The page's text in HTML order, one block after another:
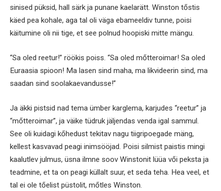
sinised püksid, hall särk ja punane kaelarätt. Winston tőstis
käed pea kohale, aga tal oli väga ebameeldiv tunne, poisi
käitumine oli nii tige, et see polnud hoopiski mitte mängu.
“Sa oled reetur!” röökis poiss. “Sa oled mőtteroimar! Sa oled
Euraasia spioon! Ma lasen sind maha, ma likvideerin sind, ma
saadan sind soolakaevandusse!”
Ja äkki pistsid nad tema ümber karglema, karjudes “reetur” ja
“mőtteroimar”, ja väike tüdruk jäljendas venda igal sammul.
See oli kuidagi kőhedust tekitav nagu tiigripoegade mäng,
kellest kasvavad peagi inimsööjad. Poisi silmist paistis mingi
kaalutlev julmus, üsna ilmne soov Winstonit lüüa vői peksta ja
teadmine, et ta on peagi küllalt suur, et seda teha. Hea veel, et
tal ei ole tőelist püstolit, mőtles Winston.